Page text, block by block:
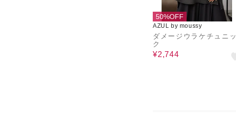
50%OFF
AZUL by moussy
ダメージウラケチュニッ
ク
¥2,744